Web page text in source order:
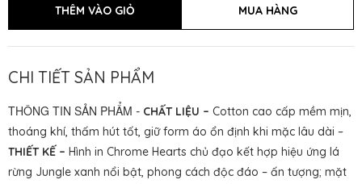
CHI TIẾT SẢN PHẨM
THÔNG TIN SẢN PHẨM - CHẤT LIỆU – Cotton cao cấp mềm mịn,
thoáng khí, thấm hút tốt, giữ form áo ổn định khi mặc lâu dài –
THIẾT KẾ – Hình in Chrome Hearts chủ đạo kết hợp hiệu ứng lá
rừng Jungle xanh nổi bật, phong cách độc đáo – ấn tượng; mặt